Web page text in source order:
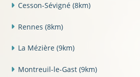
Cesson-Sévigné (8km)
Rennes (8km)
La Mézière (9km)
Montreuil-le-Gast (9km)